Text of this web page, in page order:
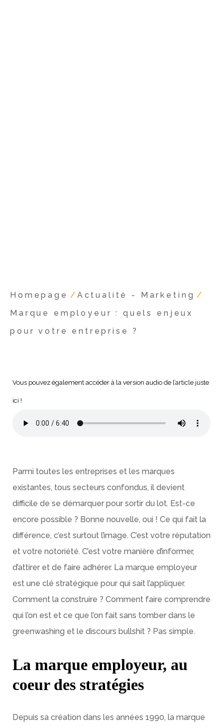
Homepage / Actualité - Marketing /
Marque employeur : quels enjeux
pour votre entreprise ?
Vous pouvez également accéder à la version audio de l’article juste
ici !
Parmi toutes les entreprises et les marques
existantes, tous secteurs confondus, il devient
difficile de se démarquer pour sortir du lot. Est-ce
encore possible ? Bonne nouvelle, oui ! Ce qui fait la
différence, c’est surtout l’image. C’est votre réputation
et votre notoriété. C’est votre manière d’informer,
d’attirer et de faire adhérer. La marque employeur
est une clé stratégique pour qui sait l’appliquer.
Comment la construire ? Comment faire comprendre
qui l’on est et ce que l’on fait sans tomber dans le
greenwashing et le discours bullshit ? Pas simple.
La marque employeur, au
coeur des stratégies
Depuis sa création dans les années 1990, la marque